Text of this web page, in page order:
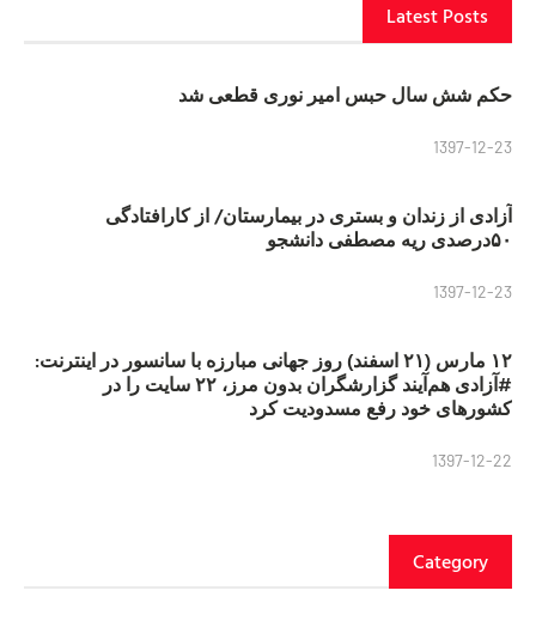
Latest Posts
حکم شش سال حبس امیر نوری قطعی شد
1397-12-23
آزادی از زندان و بستری در بیمارستان/ از کارافتادگی
۵۰درصدی ریه مصطفی دانشجو
1397-12-23
۱۲ مارس (۲۱ اسفند) روز جهانی مبارزه با سانسور در اینترنت:
#آزادی هم‌آیند گزارشگران‌ بدون مرز، ۲۲ سایت را در
کشورهای خود رفع مسدودیت کرد
1397-12-22
Category